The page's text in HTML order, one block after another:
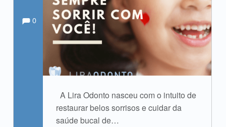
A Lira Odonto nasceu com o intuito de
restaurar belos sorrisos e cuidar da
saúde bucal de…
Escrito por:Comentários:
Comments:
0